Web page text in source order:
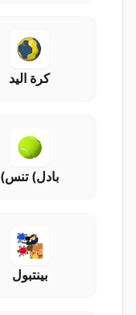
كرة اليد
بادل) تنس)
بينتبول